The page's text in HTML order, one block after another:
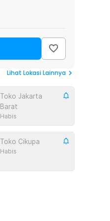
Lihat Lokasi Lainnya
Toko Jakarta
Barat
Habis
Toko Cikupa
Habis